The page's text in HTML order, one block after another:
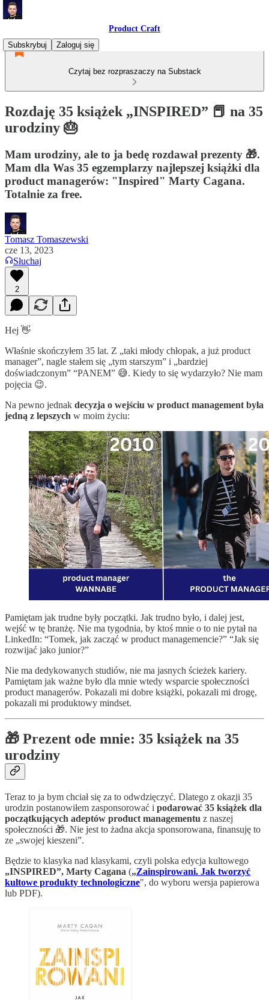
Product Craft
Subskrybuj
Zaloguj się
Czytaj bez rozpraszaczy na Substack
Rozdaję 35 książek „INSPIRED” 📕 na 35
urodziny 🎂
Mam urodziny, ale to ja bedę rozdawał prezenty 🎁.
Mam dla Was 35 egzemplarzy najlepszej książki dla
product managerów: "Inspired" Marty Cagana.
Totalnie za free.
Tomasz Tomaszewski
cze 13, 2023
Słuchaj
2
Hej 👋
Właśnie skończyłem 35 lat. Z „taki młody chłopak, a już product
manager”, nagle stałem się „tym starszym” i „bardziej
doświadczonym” “PANEM” 😅. Kiedy to się wydarzyło? Nie mam
pojęcia 😉.
Na pewno jednak decyzja o wejściu w product management była
jedną z lepszych w moim życiu:
Pamiętam jak trudne były początki. Jak trudno było, i dalej jest,
wejść w tę branżę. Nie ma tygodnia, by ktoś mnie o to nie pytał na
LinkedIn: “Tomek, jak zacząć w product managemencie?” “Jak się
rozwijać jako junior?”
Nie ma dedykowanych studiów, nie ma jasnych ścieżek kariery.
Pamiętam jak ważne było dla mnie wtedy wsparcie społeczności
product managerów. Pokazali mi dobre książki, pokazali mi drogę,
pokazali mi produktowy mindset.
🎁 Prezent ode mnie: 35 książek na 35
urodziny
Teraz to ja bym chciał się za to odwdzięczyć. Dlatego z okazji 35
urodzin postanowiłem zasponsorować i podarować 35 książek dla
początkujących adeptów product managementu z naszej
społeczności 🎁. Nie jest to żadna akcja sponsorowana, finansuję to
ze „swojej kieszeni”.
Będzie to klasyka nad klasykami, czyli polska edycja kultowego
„INSPIRED”, Marty Cagana („Zainspirowani. Jak tworzyć
kultowe produkty technologiczne", do wyboru wersja papierowa
lub PDF).